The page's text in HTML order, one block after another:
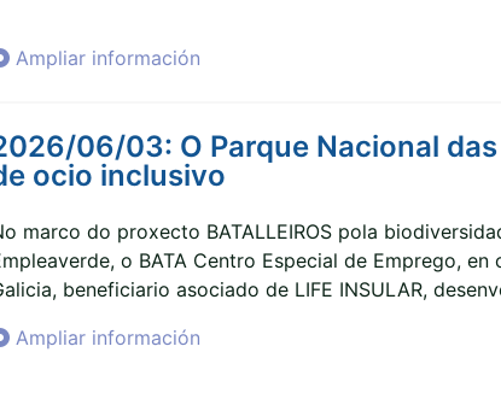
Ampliar información
06/03: O Parque Nacional
ocio inclusivo
marco do proxecto BATALLEIROS pola
o BATA Centro Especial de Emprego,
beneficiario asociado de LIFE INSULAR,
Ampliar información